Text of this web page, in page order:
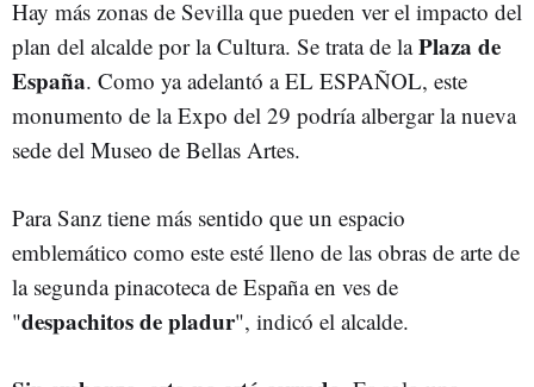
Hay más zonas de Sevilla que pueden ver el impacto del
plan del alcalde por la Cultura. Se trata de laPlaza de
España. Como ya adelantó a EL ESPAÑOL, este
monumento de la Expo del 29 podría albergar la nueva
sede del Museo de Bellas Artes.
Para Sanz tiene más sentido que un espacio
emblemático como este esté lleno de las obras de arte de
la segunda pinacoteca de España en ves de
"despachitos de pladur", indicó el alcalde.